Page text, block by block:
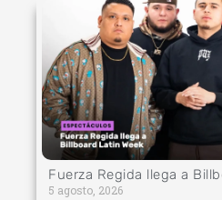
Fuerza Regida llega a
5 agosto, 2026